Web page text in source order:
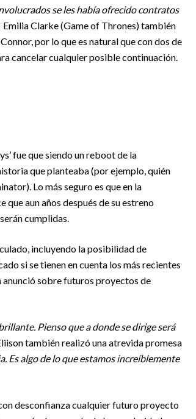
se les había ofrecido contratos
Emilia Clarke (Game of Thrones) también
por lo que es natural que con dos de
cancelar cualquier posible continuación.
fue que siendo un reboot de la
que planteaba (por ejemplo, quién
Lo más seguro es que en la
aun años después de su estreno
cumplidas.
incluyendo la posibilidad de
si se tienen en cuenta los más recientes
sobre futuros proyectos de
Pienso que a donde se dirige será
también realizó una atrevida promesa
Es algo de lo que estamos increíblemente
desconfianza cualquier futuro proyecto